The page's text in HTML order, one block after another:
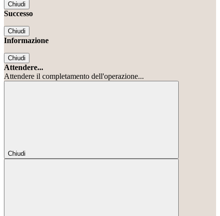
Chiudi
Successo
Chiudi
Informazione
Chiudi
Attendere...
Attendere il completamento dell'operazione...
Chiudi